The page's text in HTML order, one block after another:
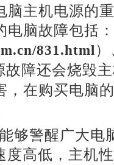
脑主机电源的
电脑故障包括
831.html
故障还会烧毁
，在购买电脑
警醒广大电
度高低，主机